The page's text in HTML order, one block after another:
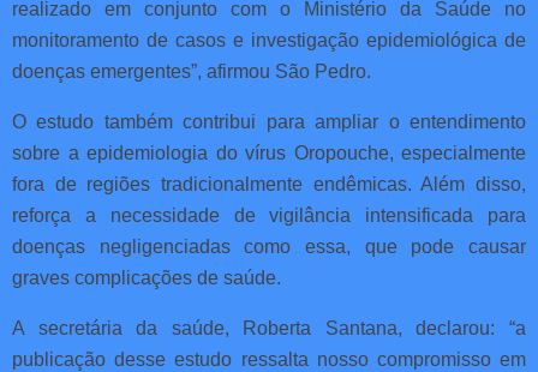
realizado em conjunto com o Ministério da Saúde no
monitoramento de casos e investigação epidemiológica de
doenças emergentes”, afirmou São Pedro.
O estudo também contribui para ampliar o entendimento
sobre a epidemiologia do vírus Oropouche, especialmente
fora de regiões tradicionalmente endêmicas. Além disso,
reforça a necessidade de vigilância intensificada para
doenças negligenciadas como essa, que pode causar
graves complicações de saúde.
A secretária da saúde, Roberta Santana, declarou: “a
publicação desse estudo ressalta nosso compromisso em